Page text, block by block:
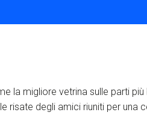
la migliore vetrina sulle parti più
risate degli amici riuniti per una